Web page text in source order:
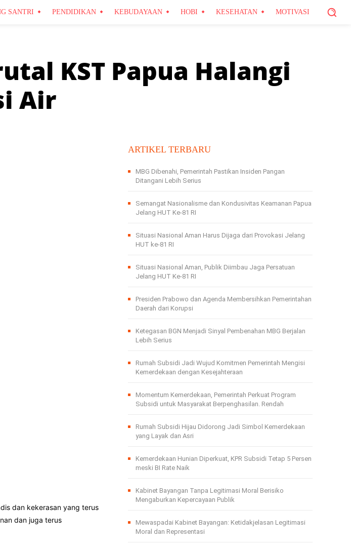
SANTRI PENDIDIKAN KEBUDAYAAN HOBI KESEHATAN MOTIVASI
KST Papua Halangi
Air
dan kekerasan yang terus
dan juga terus
ARTIKEL TERBARU
MBG Dibenahi, Pemerintah Pastikan Insiden Pangan
Ditangani Lebih Serius
Semangat Nasionalisme dan Kondusivitas Keamanan Papua
Jelang HUT Ke-81 RI
Situasi Nasional Aman Harus Dijaga dari Provokasi Jelang
HUT ke-81 RI
Situasi Nasional Aman, Publik Diimbau Jaga Persatuan
Jelang HUT Ke-81 RI
Presiden Prabowo dan Agenda Membersihkan Pemerintahan
Daerah dari Korupsi
Ketegasan BGN Menjadi Sinyal Pembenahan MBG Berjalan
Lebih Serius
Rumah Subsidi Jadi Wujud Komitmen Pemerintah Mengisi
Kemerdekaan dengan Kesejahteraan
Momentum Kemerdekaan, Pemerintah Perkuat Program
Subsidi untuk Masyarakat Berpenghasilan. Rendah
Rumah Subsidi Hijau Didorong Jadi Simbol Kemerdekaan
yang Layak dan Asri
Kemerdekaan Hunian Diperkuat, KPR Subsidi Tetap 5 Persen
meski BI Rate Naik
Kabinet Bayangan Tanpa Legitimasi Moral Berisiko
Mengaburkan Kepercayaan Publik
Mewaspadai Kabinet Bayangan: Ketidakjelasan Legitimasi
Moral dan Representasi